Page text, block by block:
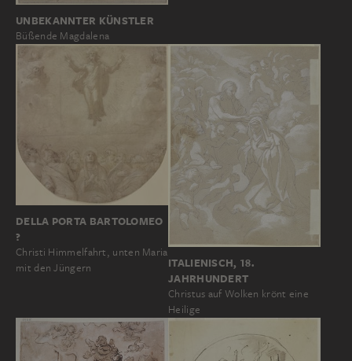
UNBEKANNTER KÜNSTLER
Büßende Magdalena
DELLA PORTA BARTOLOMEO
?
Christi Himmelfahrt, unten Maria
mit den Jüngern
ITALIENISCH, 18.
JAHRHUNDERT
Christus auf Wolken krönt eine
Heilige